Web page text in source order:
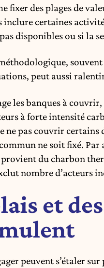
fixer des plages de
inclure certaines
disponibles ou si la
souvent
peut aussi
les banques à
à forte intensité
ne pas couvrir certains
ne soit fixé.
du charbon
nombre d’acteurs
et
peuvent s’étaler